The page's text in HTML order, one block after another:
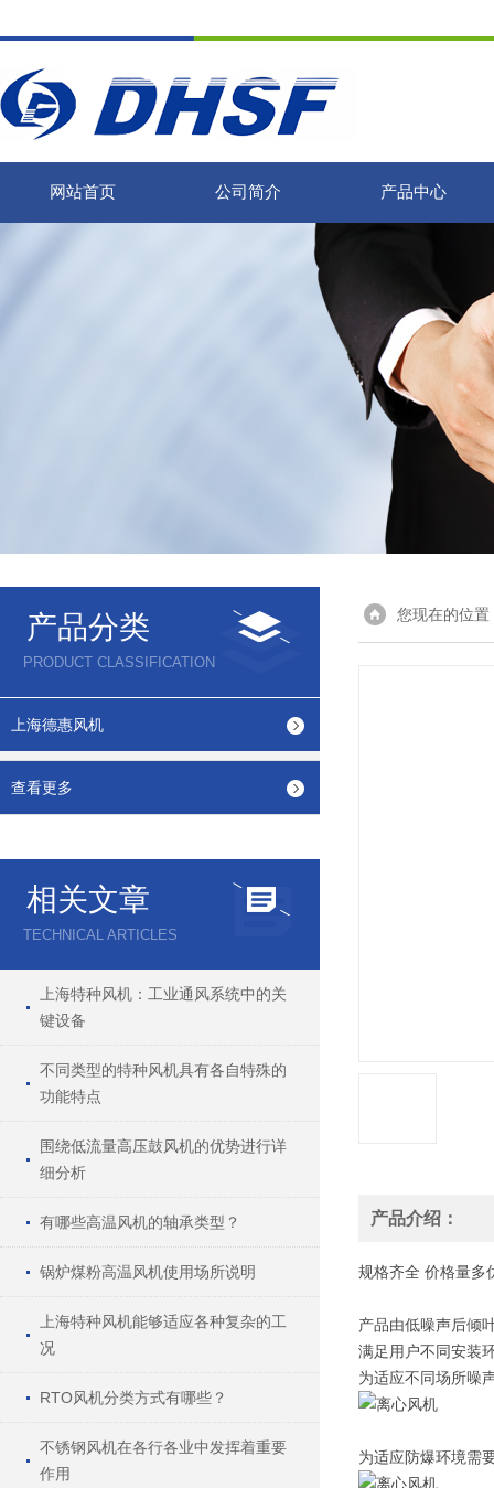
网站首页 公司简介 产品中心
产品分类
PRODUCT CLASSIFICATION
上海德惠风机
查看更多
相关文章
TECHNICAL ARTICLES
上海特种风机：工业通风系统中的关
键设备
不同类型的特种风机具有各自特殊的
功能特点
围绕低流量高压鼓风机的优势进行详
细分析
有哪些高温风机的轴承类型？
锅炉煤粉高温风机使用场所说明
上海特种风机能够适应各种复杂的工
况
RTO风机分类方式有哪些？
不锈钢风机在各行各业中发挥着重要
作用
您现在的位置
产品介绍：
规格齐全 价格量多
产品由低噪声后倾
满足用户不同安装
为适应不同场所噪
为适应防爆环境需